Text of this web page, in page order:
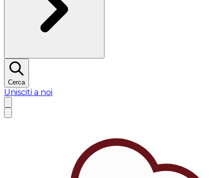
Cerca
Unisciti a noi